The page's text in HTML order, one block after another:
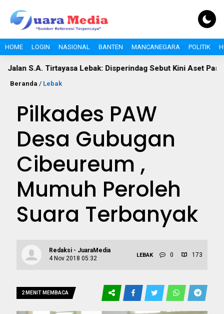
HOME LOGIN NASIONAL BANTEN MANCANEGARA POLITIK
Tirtayasa Lebak: Disperindag Sebut Kini Aset Pasar,
Beranda / Lebak
Pilkades PAW
Desa Gubugan
Cibeureum ,
Mumuh Peroleh
Suara Terbanyak
Redaksi - JuaraMedia
4 Nov 2018 05:32
LEBAK 0 173
2 MENIT MEMBACA